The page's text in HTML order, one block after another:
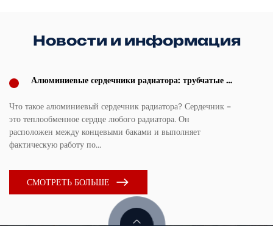
Новости и информация
Алюминиевые сердечники радиатора: трубчатые и
размеров сердцевины (2026 г.)
Что такое алюминиевый сердечник радиатора? Сердечник –
это теплообменное сердце любого радиатора. Он
расположен между концевыми баками и выполняет
фактическую работу по...
СМОТРЕТЬ БОЛЬШЕ